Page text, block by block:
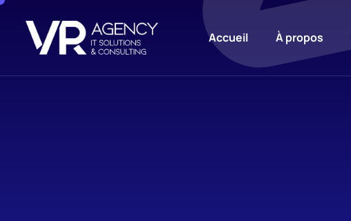
Accueil À propos